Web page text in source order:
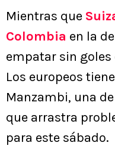
Mientras que
Colombia en la
empatar sin
Los europeos
Manzambi, una
que arrastra
para este sábado.